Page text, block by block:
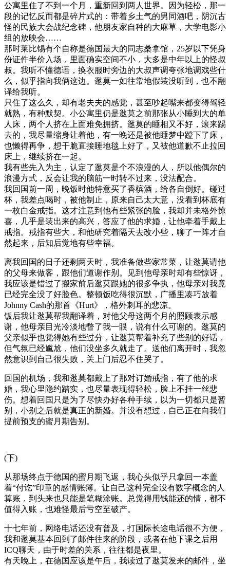
公寓里住了不到一个月，重新回到两人世界。因为轻松，那一
段的记忆反而都是碎片式的：带着乡土气的男同酒吧，阴沉古
怪的民族大会战纪念碑，他朋友家自种的大麻草，大学电影小
组的放映会……
那时莱比锡有个自称是德国最大的同志桑拿馆，25岁以下凭身
份证件半价入场，里面确实空间不小，大多是中年以上的怪叔
叔。我听不懂德语，换衣服时旁边的大叔声调夸张地调戏些什
么，似乎指向我俩这边。逖莫一如往常地假装没听到，也不翻
译给我听。
只住了这么久，却有老夫夫的感觉，甚至吵起嘴来都变得驾轻
就熟，有种默契。小公寓里仍是逖莫之前那张从小睡到大的单
人床，两个人挤在上面难免拥挤。逖莫的睡相又不好，滚来踢
去的，我尽量缩身让着他，有一晚还是被他睡梦中蹬下了床，
也懒得再争，想干脆直接睡地毯上好了，又被他道歉不止拉回
床上，继续挤在一起。
我有些先入为主，认定了逖莫是个不浪漫的人，所以他偶尔的
浪漫方式，反会让我的脑筋一时转不过来，没法配合。
我回国前一周，晚饭时他特意买了香槟酒，给各自倒好。碰过
杯，我差点喝时，被他制止，原来自己太大意，没看到杯底有
一枚白金戒指。这才注意到他有些紧张的脸，我却并未格外惊
喜，几乎是装出来的高兴，答应了他的求婚，让他牵着手戴上
戒指。戒指有些大，和他研究着隔天去改小些，聊了一阵才自
然起来，后知后觉地有些幸福。
离我回国的日子还剩两天时，我准备做些家常菜，让逖莫请他
的父母来做客，跟他们道谢作别。见到他母亲时却有些惊讶，
我应该是错过了搬家前后逖莫跟她的很多争执，他母亲对我竟
已经完全没了好脸色。整顿饭吃得很沉默，广播里凑巧放着
Johnny Cash的那首《Hurt》，格外刺耳的悲凉。
饭后我让逖莫帮我翻译着，对他父母这两个月的照顾表示感
谢，他母亲目光冷淡地瞥了我一眼，说有什么可谢的。逖莫的
父亲似乎也觉得她有些过分，让逖莫帮着补充了些别的好话，
但气氛已经尴尬，他们没坐多久就走了。送他们离开时，我忽
然意识到自己很失败，关上门后忍不住哭了。
回国的机场，我和逖莫都戴上了那对订婚戒指，有了他的求
婚，我心里隐约踏实，也尽量表现得轻松，脸上不挂一丝悲
伤。想着回国只是为了尽快办好各种手续，以为一切都只是暂
别，小别之后就是真正的新婚。并没有想过，自己正在向我们
提前预支的蜜月期告别。
(下)
从那场终点于德国的蜜月期飞返，我心头似乎只拿回一本盖
着“付讫”印章的感情账簿。让自己这种完全没有数字概念的人
算账，到头来也只能是笔糊涂账。总觉得用钱能还的情，都不
值得入账，也难怪最后亏空至破产。
十七年前，网络电话还没有普及，打国际长途电话很不方便，
我和逖莫基本回到了邮件往来的阶段，或者在他下课之后用
ICQ聊天，由于时差的关系，往往都是夜里。
有天晚上，在德国应该是午后，我读过了逖莫发来的邮件，坐